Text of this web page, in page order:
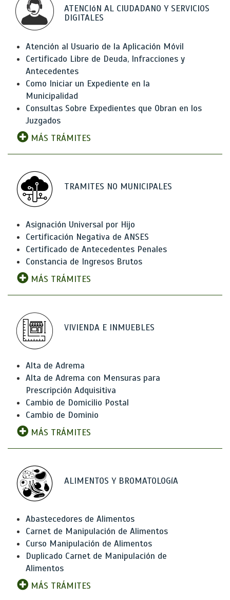
ATENCIóN AL CIUDADANO Y SERVICIOS
DIGITALES
Atención al Usuario de la Aplicación Móvil
Certificado Libre de Deuda, Infracciones y
Antecedentes
Como Iniciar un Expediente en la
Municipalidad
Consultas Sobre Expedientes que Obran en los
Juzgados
MÁS TRÁMITES
TRAMITES NO MUNICIPALES
Asignación Universal por Hijo
Certificación Negativa de ANSES
Certificado de Antecedentes Penales
Constancia de Ingresos Brutos
MÁS TRÁMITES
VIVIENDA E INMUEBLES
Alta de Adrema
Alta de Adrema con Mensuras para
Prescripción Adquisitiva
Cambio de Domicilio Postal
Cambio de Dominio
MÁS TRÁMITES
ALIMENTOS Y BROMATOLOGíA
Abastecedores de Alimentos
Carnet de Manipulación de Alimentos
Curso Manipulación de Alimentos
Duplicado Carnet de Manipulación de
Alimentos
MÁS TRÁMITES